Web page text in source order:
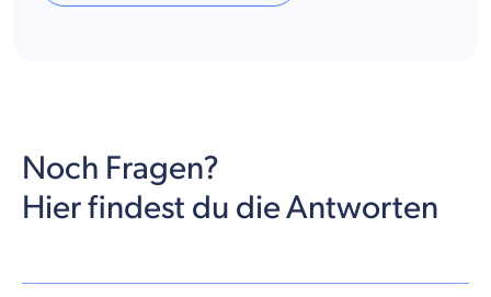
Noch Fragen?
Hier findest du die Antworten